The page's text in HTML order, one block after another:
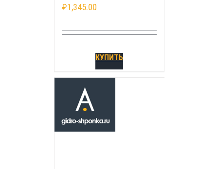
₽1,345.00
КУПИТЬ